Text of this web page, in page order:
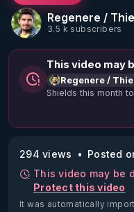
Regenere /
3.5 k subscribers
This video may
Regenere /
Shields this month
294 views
Posted
This video may be
Protect this video
It was automatically